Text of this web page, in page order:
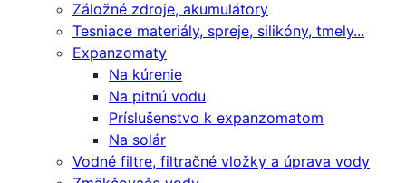
Záložné zdroje, akumulátory
Tesniace materiály, spreje, silikóny, tmely...
Expanzomaty
Na kúrenie
Na pitnú vodu
Príslušenstvo k expanzomatom
Na solár
Vodné filtre, filtračné vložky a úprava vody